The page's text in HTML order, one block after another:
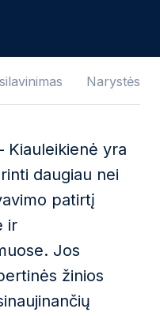
ir naudojimosi
ir jai yra
Narystės
Kiauleikienė yra
daugiau nei
patirtį
ir
Jos
žinios